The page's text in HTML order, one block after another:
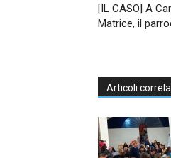
[IL CASO] A
Matrice, il
Articoli